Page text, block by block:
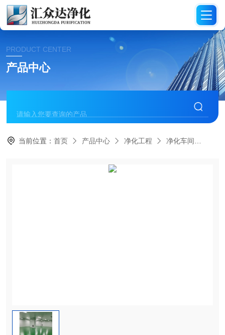
PRODUCT CENTER
产品中心
当前位置：首页 产品中心 净化工程 净化车间